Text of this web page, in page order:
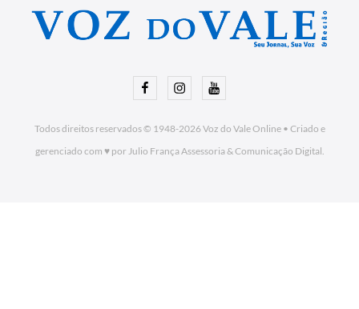
FacebookInstagramYoutube
Todos direitos reservados © 1948-2026Voz do Vale Online• Criado e
gerenciado com ♥ por Julio França Assessoria& Comunicação Digital.